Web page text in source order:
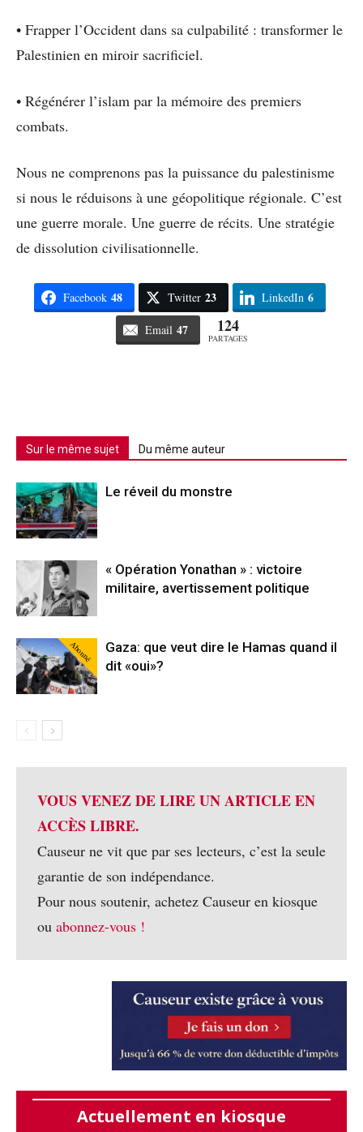
• Frapper l’Occident dans sa culpabilité : transformer le
Palestinien en miroir sacrificiel.
• Régénérer l’islam par la mémoire des premiers
combats.
Nous ne comprenons pas la puissance du palestinisme
si nous le réduisons à une géopolitique régionale. C’est
une guerre morale. Une guerre de récits. Une stratégie
de dissolution civilisationnelle.
Facebook 48 Twitter 23 LinkedIn 6
Email 47 124
PARTAGES
Sur le même sujet Du même auteur
Le réveil du monstre
« Opération Yonathan » : victoire
militaire, avertissement politique
Abonné
Gaza: que veut dire le Hamas quand il
dit «oui»?
VOUS VENEZ DE LIRE UN ARTICLE EN
ACCÈS LIBRE.
Causeur ne vit que par ses lecteurs, c’est la seule
garantie de son indépendance.
Pour nous soutenir, achetez Causeur en kiosque
ou abonnez-vous !
Actuellement en kiosque